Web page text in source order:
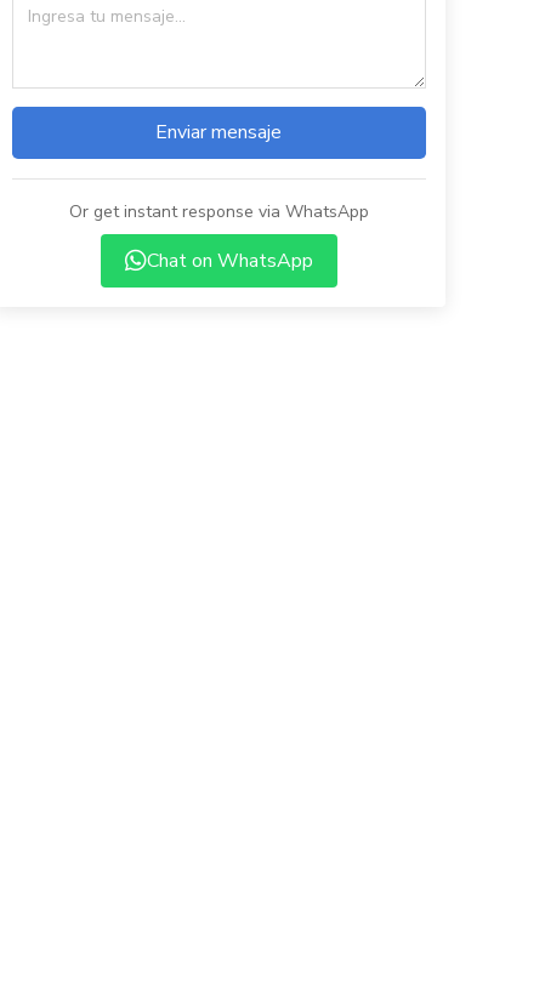
Enviar mensaje
Or get instant response via WhatsApp
Chat on WhatsApp